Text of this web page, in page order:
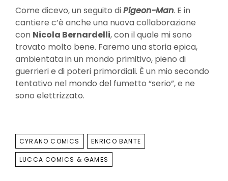
Come dicevo, un seguito diPigeon-Man. E in
cantiere c’è anche una nuova collaborazione
con Nicola Bernardelli, con il quale mi sono
trovato molto bene. Faremo una storia epica,
ambientata in un mondo primitivo, pieno di
guerrieri e di poteri primordiali. È un mio secondo
tentativo nel mondo del fumetto “serio”, e ne
sono elettrizzato.
TAGS
CYRANO COMICS ENRICO BANTE
LUCCA COMICS & GAMES